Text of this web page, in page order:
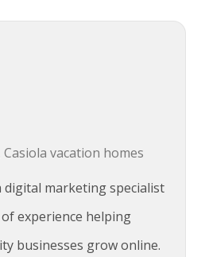
Casiola vacation homes
digital marketing specialist
experience helping
businesses grow online.